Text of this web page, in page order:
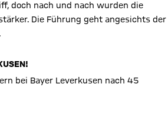
doch nach und nach wurden die
Die Führung geht angesichts der
bei Bayer Leverkusen nach 45
X Inhalte anzeigen